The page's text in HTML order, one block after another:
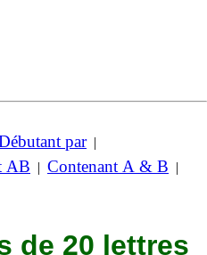
par|
AB | Contenant A & B |
de 20 lettres